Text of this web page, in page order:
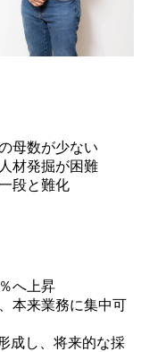
母数が少ない
材発掘が困難
段と難化
へ上昇
本来業務に集中可
成し、将来的な採